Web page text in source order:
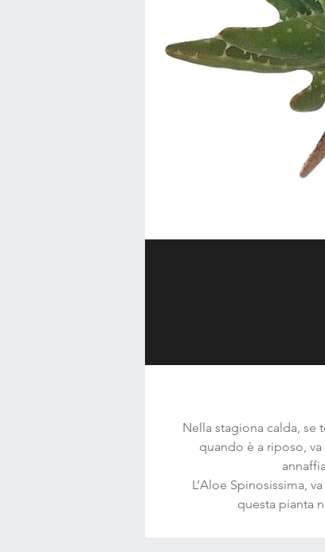
Nella stagiona calda, se
quando è a riposo,
L’Aloe Spinosissima,
questa pianta